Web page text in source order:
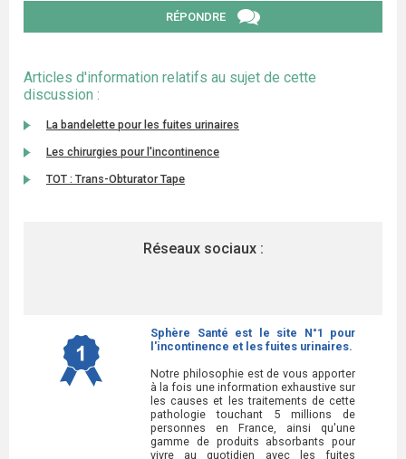
RÉPONDRE
Articles d'information relatifs au sujet de cette
discussion :
La bandelette pour les fuites urinaires
Les chirurgies pour l'incontinence
TOT : Trans-Obturator Tape
Réseaux sociaux :
Sphère Santé est le site N°1 pour
l'incontinence et les fuites urinaires.
Notre philosophie est de vous apporter
à la fois une information exhaustive sur
les causes et les traitements de cette
pathologie touchant 5 millions de
personnes en France, ainsi qu'une
gamme de produits absorbants pour
vivre au quotidien avec les fuites